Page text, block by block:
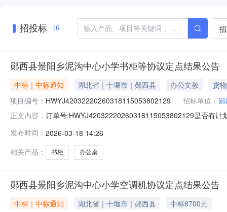
招投标 16
郧西县景阳乡泥沟中心小学书柜等协议定点结果公告
中标｜中标通知 湖北省｜十堰市｜郧西县 办公文教
货物
项目编号： HWYJ42032220260318115053802129 招标单位：
正文内容： 订单号:HWYJ42032220260318115053802129是否有
￥2300.0￥1380.0￥2760.0办公桌海邦A12-12办公桌海
发布时间： 2026-03-18 14:26
相关产品：
书柜 办公桌
郧西县景阳乡泥沟中心小学空调机协议定点结果公告
中标｜中标通知 湖北省｜十堰市｜郧西县
中标6700元